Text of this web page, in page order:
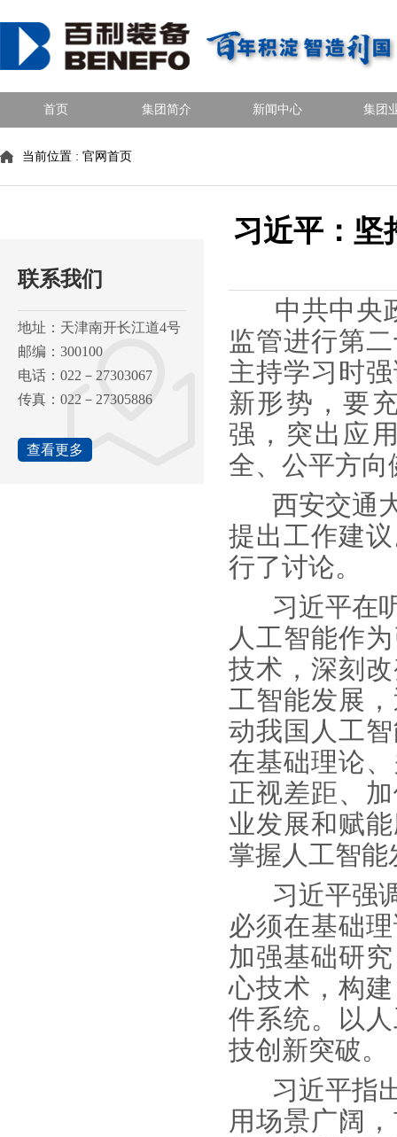
首页 集团简介 新闻中心 集团
当前位置 : 官网首页
联系我们
地址：天津南开长江道4号
邮编：300100
电话：022－27303067
传真：022－27305886
查看更多
习近平：坚
中共中央政
监管进行第
主持学习时
新形势，要
强，突出应
全、公平方
西安交通大
提出工作建
行了讨论。
习近平在听
人工智能作
技术，深刻
工智能发展
动我国人工
在基础理论
正视差距、
业发展和赋
掌握人工智能
习近平强调
必须在基础
加强基础研
心技术，构
件系统。以
技创新突破。
习近平指出
用场景广阔